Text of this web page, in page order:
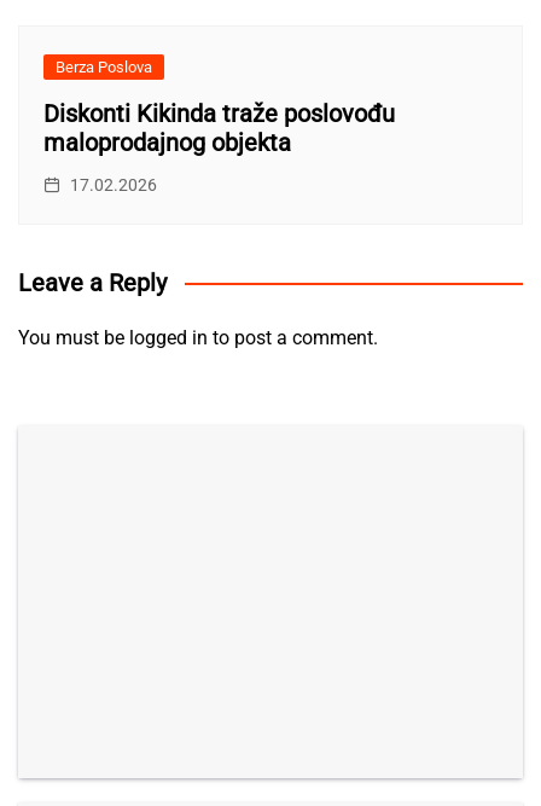
Berza Poslova
Diskonti Kikinda traže poslovođu
maloprodajnog objekta
17.02.2026
Leave a Reply
You must be logged in to post a comment.